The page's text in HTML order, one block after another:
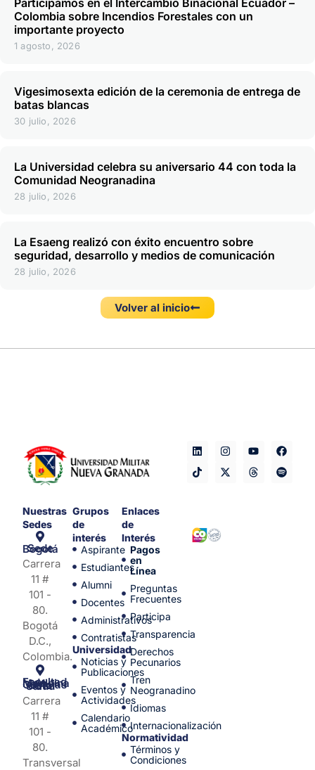
Participamos en el Intercambio Binacional Ecuador –
Colombia sobre Incendios Forestales con un
importante proyecto
1 agosto, 2026
Vigesimosexta edición de la ceremonia de entrega de
batas blancas
30 julio, 2026
La Universidad celebra su aniversario 44 con toda la
Comunidad Neogranadina
28 julio, 2026
La Esaeng realizó con éxito encuentro sobre
seguridad, desarrollo y medios de comunicación
28 julio, 2026
Volver al inicio
Nuestras
Sedes
Sede Bogotá
Carrera
11 #
101 -
80.
Bogotá
D.C.,
Colombia.
Facultad de Medicina y Ciencias de la Salud
Carrera
11 #
101 -
80.
Transversal
Grupos
de
interés
Aspirante
Estudiantes
Alumni
Docentes
Administrativos
Contratistas
Universidad
Noticias y
Publicaciones
Eventos y
Actividades
Calendario
Académico
Enlaces
de
Interés
Pagos
en
Línea
Preguntas
Frecuentes
Participa
Transparencia
Derechos
Pecunarios
Tren
Neogranadino
Idiomas
Internacionalización
Normatividad
Términos y
Condiciones